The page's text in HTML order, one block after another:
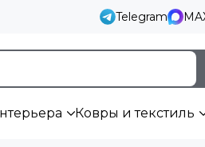
Telegram
Ковры и текстиль